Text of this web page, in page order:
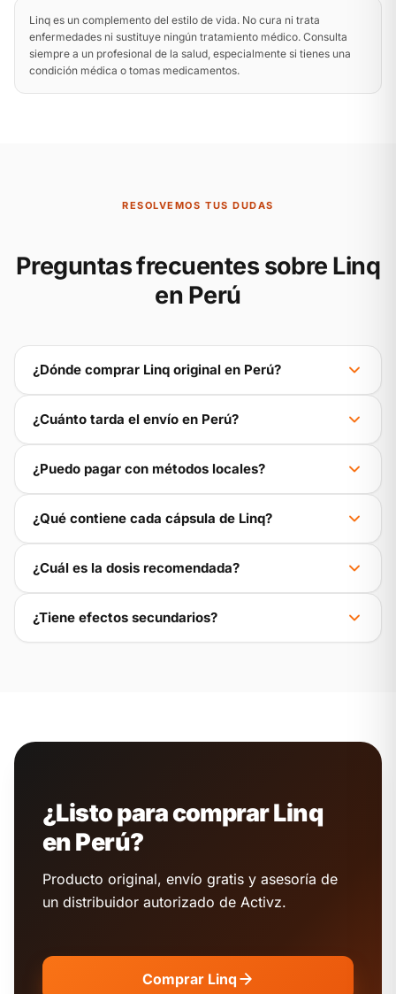
Linq es un complemento del estilo de vida. No cura ni trata
enfermedades ni sustituye ningún tratamiento médico. Consulta
siempre a un profesional de la salud, especialmente si tienes una
condición médica o tomas medicamentos.
RESOLVEMOS TUS DUDAS
Preguntas frecuentes sobre Linq
en Perú
¿Dónde comprar Linq original en Perú?
¿Cuánto tarda el envío en Perú?
¿Puedo pagar con métodos locales?
¿Qué contiene cada cápsula de Linq?
¿Cuál es la dosis recomendada?
¿Tiene efectos secundarios?
¿Listo para comprar Linq
en Perú?
Producto original, envío gratis y asesoría de
un distribuidor autorizado de Activz.
Comprar Linq